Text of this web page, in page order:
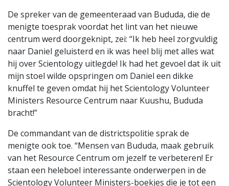
De spreker van de gemeenteraad van Bududa, die de
menigte toesprak voordat het lint van het nieuwe
centrum werd doorgeknipt, zei: “Ik heb heel zorgvuldig
naar Daniel geluisterd en ik was heel blij met alles wat
hij over Scientology uitlegde! Ik had het gevoel dat ik uit
mijn stoel wilde opspringen om Daniel een dikke
knuffel te geven omdat hij het Scientology Volunteer
Ministers Resource Centrum naar Kuushu, Bududa
bracht!”
De commandant van de districtspolitie sprak de
menigte ook toe. “Mensen van Bududa, maak gebruik
van het Resource Centrum om jezelf te verbeteren! Er
staan een heleboel interessante onderwerpen in de
Scientology Volunteer Ministers-boekjes die je tot een